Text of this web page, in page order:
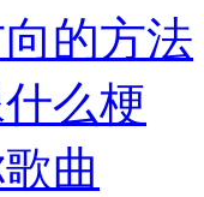
的方法
么梗
曲